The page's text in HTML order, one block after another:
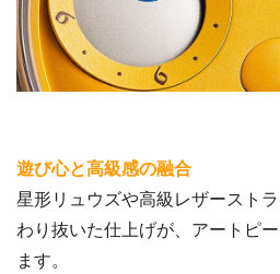
遊び心と高級感の融合
星形リュウズや高級レザースト
わり抜いた仕上げが、アートピ
ます。